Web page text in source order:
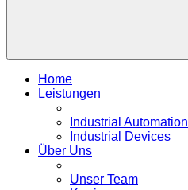
Home
Leistungen
Industrial Automation
Industrial Devices
Über Uns
Unser Team